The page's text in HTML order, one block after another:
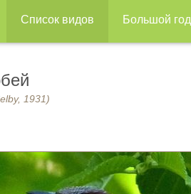
Список видов Большой год
1931)